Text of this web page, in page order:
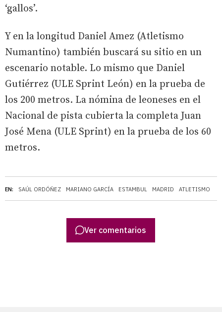
EN: SAÚL ORDÓÑEZ MARIANO GARCÍA ESTAMBUL MADRID ATLETISMO
‘gallos’.
Y en la longitud Daniel Amez (Atletismo
Numantino) también buscará su sitio en un
escenario notable. Lo mismo que Daniel
Gutiérrez (ULE Sprint León) en la prueba de
los 200 metros. La nómina de leoneses en el
Nacional de pista cubierta la completa Juan
José Mena (ULE Sprint) en la prueba de los 60
metros.
Ver comentarios